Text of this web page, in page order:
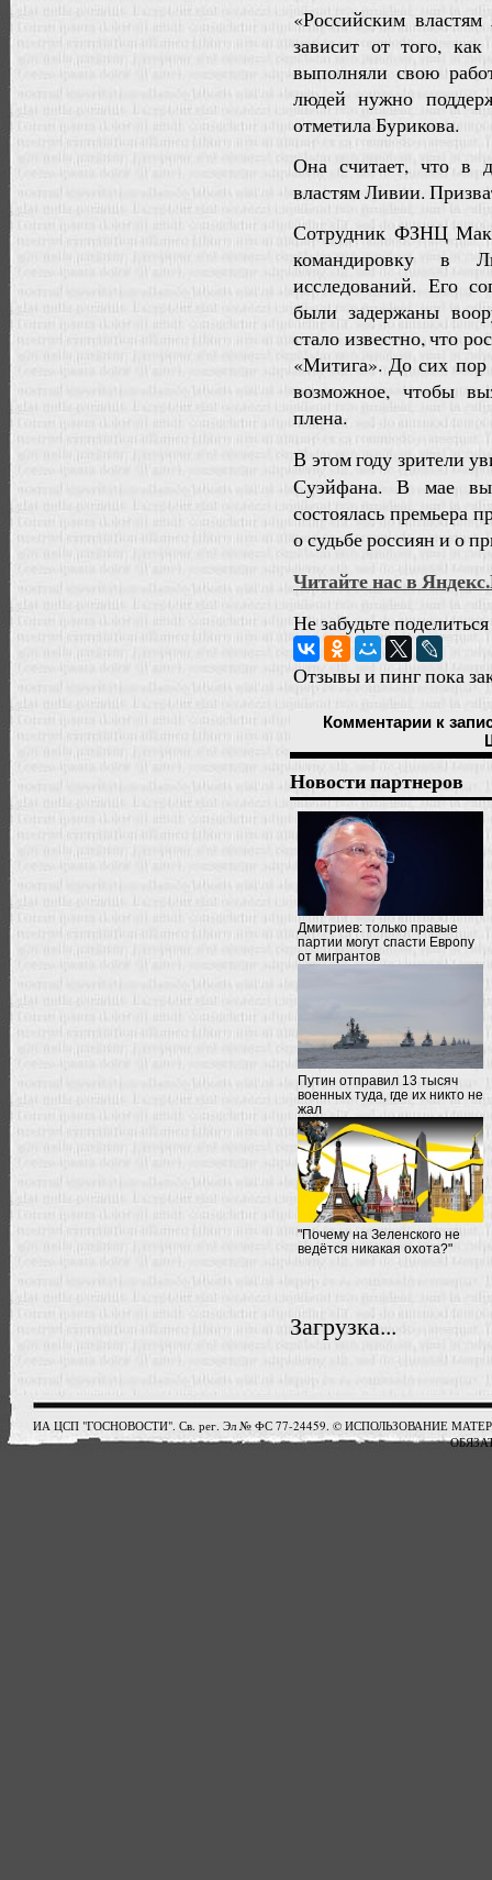
«Российским
зависит от того,
выполняли свою
людей нужно
отметила Бурикова.
Она считает, что в
властям Ливии.
Сотрудник ФЗНЦ
командировку в
исследований. Его
были задержаны
стало известно, что
«Митига». До сих пор
возможное, чтобы
плена.
В этом году зрители
Суэйфана. В мае
состоялась премьера
о судьбе россиян и о
Читайте нас в
Не забудьте
Отзывы и пинг пока
Комментарии к
Новости партнеров
Дмитриев: только правые
партии могут спасти Европу
от мигрантов
Путин отправил 13 тысяч
военных туда, где их никто не
жал
"Почему на Зеленского не
ведётся никакая охота?"
Загрузка...
ИА ЦСП "ГОСНОВОСТИ". Св. рег. Эл № ФС 77-24459. © ИСПОЛЬЗОВАНИЕ